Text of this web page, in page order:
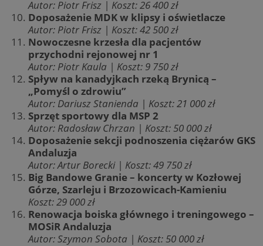
Autor: Piotr Frisz | Koszt: 26 400 zł
Doposażenie MDK w klipsy i oświetlacze
Autor: Piotr Frisz | Koszt: 42 500 zł
Nowoczesne krzesła dla pacjentów
przychodni rejonowej nr 1
Autor: Piotr Kaula | Koszt: 9 750 zł
Spływ na kanadyjkach rzeką Brynicą –
„Pomyśl o zdrowiu”
Autor: Dariusz Stanienda | Koszt: 21 000 zł
Sprzęt sportowy dla MSP 2
Autor: Radosław Chrzan | Koszt: 50 000 zł
Doposażenie sekcji podnoszenia ciężarów GKS
Andaluzja
Autor: Artur Borecki | Koszt: 49 750 zł
Big Bandowe Granie – koncerty w Kozłowej
Górze, Szarleju i Brzozowicach-Kamieniu
Koszt: 29 000 zł
Renowacja boiska głównego i treningowego –
MOSiR Andaluzja
Autor: Szymon Sobota | Koszt: 50 000 zł